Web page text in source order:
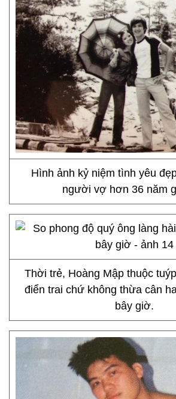
Hình ảnh kỷ niệm tình yêu
người vợ hơn 36 năm
Thời trẻ, Hoàng Mập thuộc
điển trai chứ không thừa cân
bây giờ.